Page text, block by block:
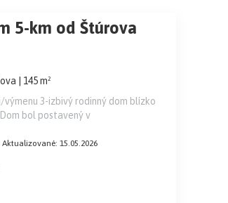
5-km od Štúrova
| 145 m²
výmenu 3-izbivý rodinný dom blízko
bol postavený v
Aktualizované: 15.05.2026